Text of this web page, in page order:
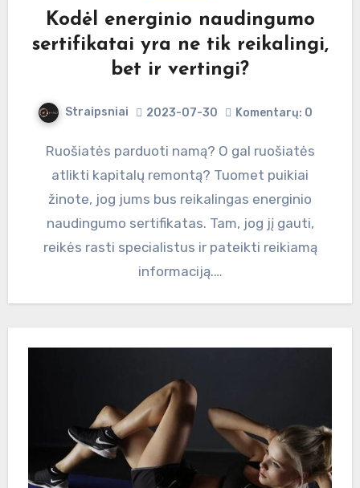
Kodėl energinio naudingumo
sertifikatai yra ne tik reikalingi,
bet ir vertingi?
Straipsniai 2023-07-30 Komentarų: 0
Ruošiatės parduoti namą? O gal ruošiatės
atlikti kapitalų remontą? Tuomet puikiai
žinote, jog jums bus reikalingas energinio
naudingumo sertifikatas. Tam, jog jį gauti,
reikės rasti specialistus ir pateikti reikiamą
informaciją.…